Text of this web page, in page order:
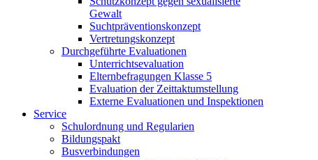
Gewalt
Suchtpräventionskonzept
Vertretungskonzept
Durchgeführte Evaluationen
Unterrichtsevaluation
Elternbefragungen Klasse 5
Evaluation der Zeittaktumstellung
Externe Evaluationen und Inspektionen
Service
Schulordnung und Regularien
Bildungspakt
Busverbindungen